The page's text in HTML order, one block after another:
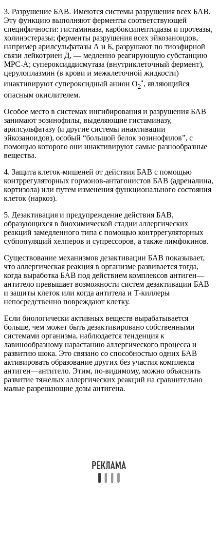
3. Разрушение БАВ. Имеются системы разрушения всех БАВ.
Эту функцию выполняют ферменты соответствующей
специфичности: гистаминаза, карбоксипептидазы и протеазы,
холинэстеразы; ферменты разрушения всех эйкозаноидов,
например арилсульфатазы А и Б, разрушают по тиоэфирной
связи лейкотриен Д, — медленно реагирующую субстанцию
МРС-А; супероксиддисмутаза (внутриклеточный фермент),
церулоплазмин (в крови и межклеточной жидкости)
инактивируют супероксидный анион О2
•, являющийся
опасным окислителем.
Особое место в системах ингибирования и разрушения БАВ
занимают эозинофилы, выделяющие гистаминазу,
арилсульфатазу (и другие системы инактивации
эйкозаноидов), особый “большой белок эозинофилов”, с
помощью которого они инактивируют самые разнообразные
вещества.
4. Защита клеток-мишеней от действия БАВ с помощью
контррегуляторных гормонов-антагонистов БАВ (адреналина,
кортизола) или путем изменения функционального состояния
клеток (наркоз).
5. Дезактивация и предупреждение действия БАВ,
образующихся в биохимической стадии аллергических
реакций замедленного типа с помощью контррегуляторных
субпопуляций хелперов и супрессоров, а также лимфокинов.
Существование механизмов дезактивации БАВ показывает,
что аллергическая реакция в организме развивается тогда,
когда выработка БАВ под действием комплексов антиген—
антитело превышает возможности систем дезактивации БАВ
и зашиты клеток или когда антитела и Т-киллеры
непосредственно повреждают клетку.
Если биологически активных веществ вырабатывается
больше, чем может быть дезактивировано собственными
системами организма, наблюдается тенденция к
лавинообразному нарастанию аллергического процесса и
развитию шока. Это связано со способностью одних БАВ
активировать образование других без участия комплекса
антиген—антитело. Этим, по-видимому, можно объяснить
развитие тяжелых аллергических реакций на сравнительно
малые разрешающие дозы антигена.
реакции со сравнительно большой разрешающей дозой
антигена. Интенсивность образования БАВ зависит также от
состояния и наследственно обусловленных возможностей